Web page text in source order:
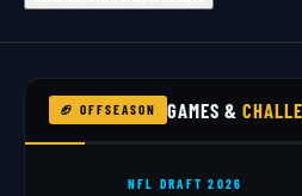
🏈 OFFSEASON GAMES &
NFL DRAFT 2026